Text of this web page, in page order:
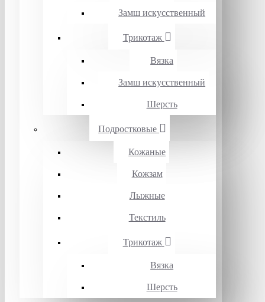
Замш искусственный
Трикотаж
Вязка
Замш искусственный
Шерсть
Подростковые
Кожаные
Кожзам
Лыжные
Текстиль
Трикотаж
Вязка
Шерсть